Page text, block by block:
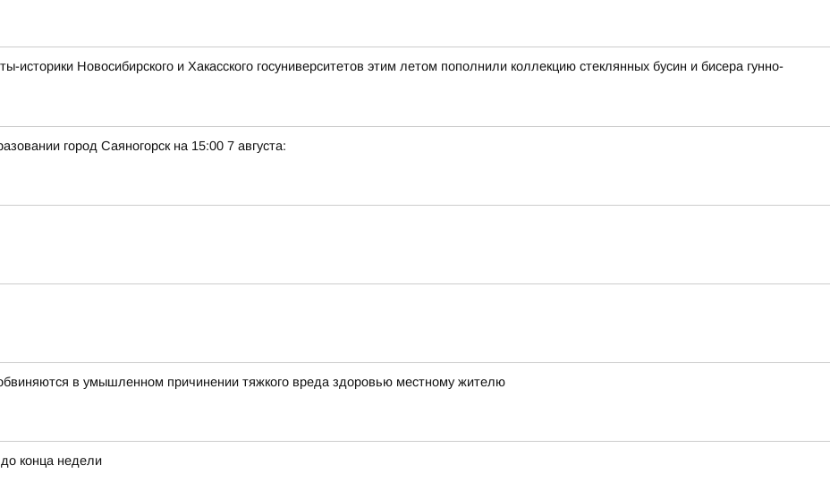
историки Новосибирского и Хакасского госуниверситетов этим летом пополнили коллекцию стеклянных бусин и бисера гунно-
город Саяногорск на 15:00 7 августа:
в умышленном причинении тяжкого вреда здоровью местному жителю
конца недели